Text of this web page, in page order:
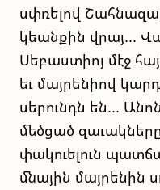
սփռելով
կեանքին վրայ...
Սեբաստիոյ մէջ
եւ մայրենիով
սերունդն են...
մեծցած
փակուելուն
մնային մայրենին